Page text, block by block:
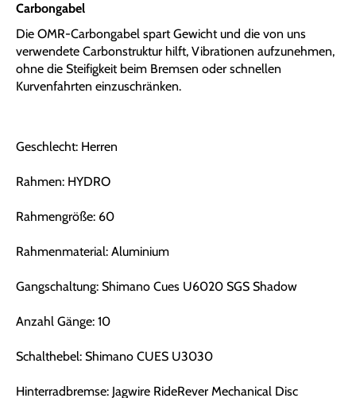
Carbongabel
Die OMR-Carbongabel spart Gewicht und die von uns
verwendete Carbonstruktur hilft, Vibrationen aufzunehmen,
ohne die Steifigkeit beim Bremsen oder schnellen
Kurvenfahrten einzuschränken.
Geschlecht: Herren
Rahmen: HYDRO
Rahmengröße: 60
Rahmenmaterial: Aluminium
Gangschaltung: Shimano Cues U6020 SGS Shadow
Anzahl Gänge: 10
Schalthebel: Shimano CUES U3030
Hinterradbremse: Jagwire RideRever Mechanical Disc